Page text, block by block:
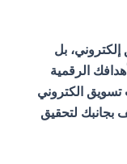
بل
الرقمية
الكتروني
لتحقيق